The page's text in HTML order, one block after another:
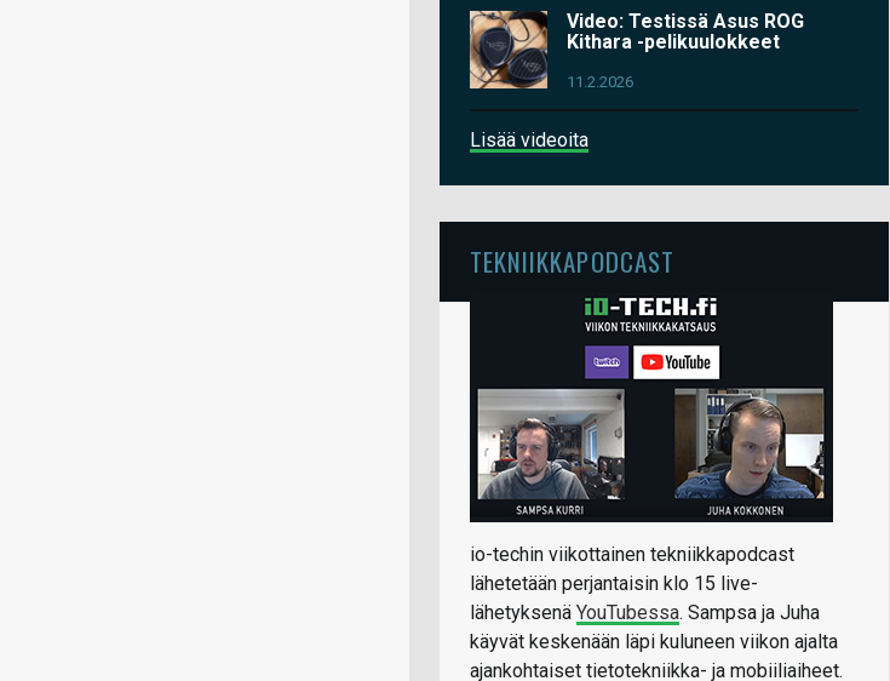
Video: Testissä Asus ROG
Kithara -pelikuulokkeet
11.2.2026
Lisää videoita
TEKNIIKKAPODCAST
io-techin viikottainen tekniikkapodcast
lähetetään perjantaisin klo 15 live-
lähetyksenä YouTubessa. Sampsa ja Juha
käyvät keskenään läpi kuluneen viikon ajalta
ajankohtaiset tietotekniikka- ja mobiiliaiheet.